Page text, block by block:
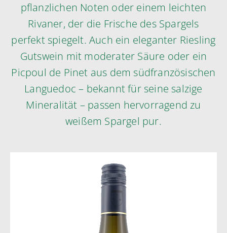
pflanzlichen Noten oder einem leichten
Rivaner, der die Frische des Spargels
perfekt spiegelt. Auch ein eleganter Riesling
Gutswein mit moderater Säure oder ein
Picpoul de Pinet aus dem südfranzösischen
Languedoc – bekannt für seine salzige
Mineralität – passen hervorragend zu
weißem Spargel pur.